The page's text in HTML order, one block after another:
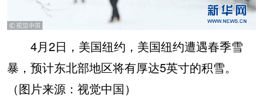
4月2日，美国纽约，美国纽约遭遇春季雪
暴，预计东北部地区将有厚达5英寸的积雪。
（图片来源：视觉中国）